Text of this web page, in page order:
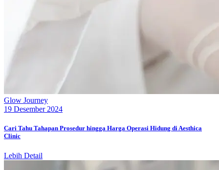
Glow Journey
19 Desember 2024
Cari Tahu Tahapan Prosedur hingga Harga Operasi Hidung di Aesthica
Clinic
Lebih Detail